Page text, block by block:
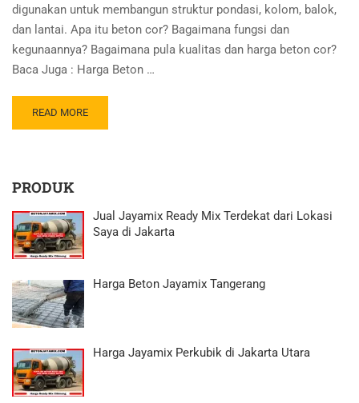
digunakan untuk membangun struktur pondasi, kolom, balok,
dan lantai. Apa itu beton cor? Bagaimana fungsi dan
kegunaannya? Bagaimana pula kualitas dan harga beton cor?
Baca Juga : Harga Beton …
READ MORE
PRODUK
Jual Jayamix Ready Mix Terdekat dari Lokasi
Saya di Jakarta
Harga Beton Jayamix Tangerang
Harga Jayamix Perkubik di Jakarta Utara